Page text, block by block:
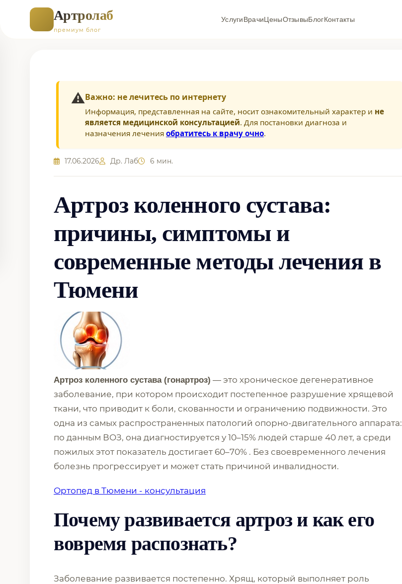
Артролаб
премиум блог
УслугиВрачиЦеныОтзывыБлогКонтакты
⚠️Важно: не лечитесь по интернету
Информация, представленная на сайте, носит ознакомительный характер и не
является медицинской консультацией. Для постановки диагноза и
назначения лечения обратитесь к врачу очно.
17.06.2026 Др. Лаб 6 мин.
Артроз коленного сустава:
причины, симптомы и
современные методы лечения в
Тюмени
Артроз коленного сустава (гонартроз) — это хроническое дегенеративное
заболевание, при котором происходит постепенное разрушение хрящевой
ткани, что приводит к боли, скованности и ограничению подвижности. Это
одна из самых распространенных патологий опорно-двигательного аппарата:
по данным ВОЗ, она диагностируется у 10–15% людей старше 40 лет, а среди
пожилых этот показатель достигает 60–70% . Без своевременного лечения
болезнь прогрессирует и может стать причиной инвалидности.
Ортопед в Тюмени - консультация
Почему развивается артроз и как его
вовремя распознать?
Заболевание развивается постепенно. Хрящ, который выполняет роль